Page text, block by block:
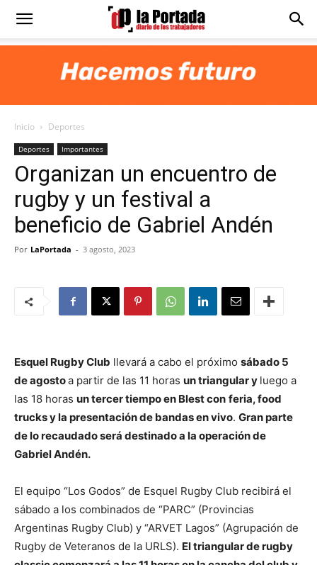
Diario
Portada
Inicio Deportes
Deportes Importantes
Organizan un encuentro de
rugby y un festival a
beneficio de Gabriel Andén
Por LaPortada - 3 agosto, 2023
Esquel Rugby Club llevará a cabo el próximo sábado 5
de agostoa partir de las 11 horas un triangular y luego a
las 18 horas un tercer tiempo en Blest con feria, food
trucks y la presentación de bandas en vivo. Gran parte
de lo recaudado será destinado a la operación de
Gabriel Andén.
El equipo “Los Godos” de Esquel Rugby Club recibirá el
sábado a los combinados de “PARC” (Provincias
Argentinas Rugby Club) y “ARVET Lagos” (Agrupación de
Rugby de Veteranos de la URLS). El triangular de rugby